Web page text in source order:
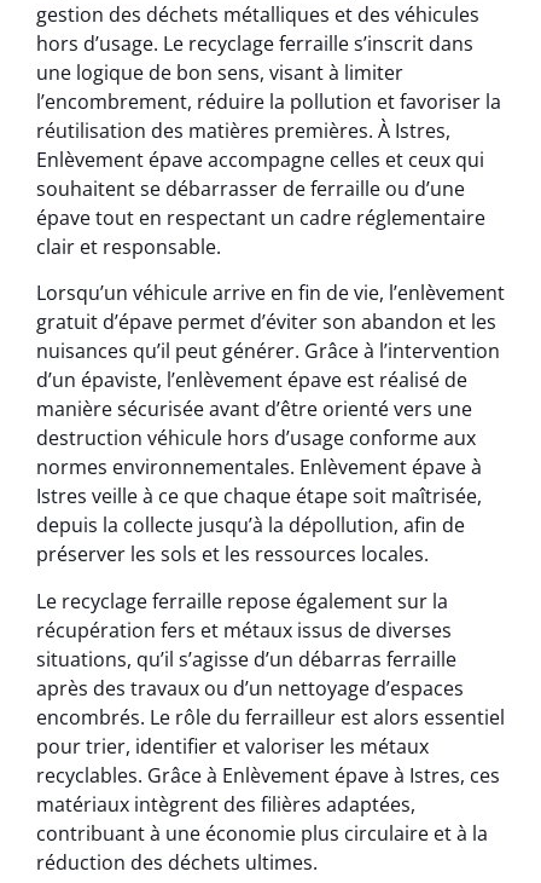
gestion des déchets métalliques et des véhicules
hors d’usage. Le recyclage ferraille s’inscrit dans
une logique de bon sens, visant à limiter
l’encombrement, réduire la pollution et favoriser la
réutilisation des matières premières. À Istres,
Enlèvement épave accompagne celles et ceux qui
souhaitent se débarrasser de ferraille ou d’une
épave tout en respectant un cadre réglementaire
clair et responsable.
Lorsqu’un véhicule arrive en fin de vie, l’enlèvement
gratuit d’épave permet d’éviter son abandon et les
nuisances qu’il peut générer. Grâce à l’intervention
d’un épaviste, l’enlèvement épave est réalisé de
manière sécurisée avant d’être orienté vers une
destruction véhicule hors d’usage conforme aux
normes environnementales. Enlèvement épave à
Istres veille à ce que chaque étape soit maîtrisée,
depuis la collecte jusqu’à la dépollution, afin de
préserver les sols et les ressources locales.
Le recyclage ferraille repose également sur la
récupération fers et métaux issus de diverses
situations, qu’il s’agisse d’un débarras ferraille
après des travaux ou d’un nettoyage d’espaces
encombrés. Le rôle du ferrailleur est alors essentiel
pour trier, identifier et valoriser les métaux
recyclables. Grâce à Enlèvement épave à Istres, ces
matériaux intègrent des filières adaptées,
contribuant à une économie plus circulaire et à la
réduction des déchets ultimes.